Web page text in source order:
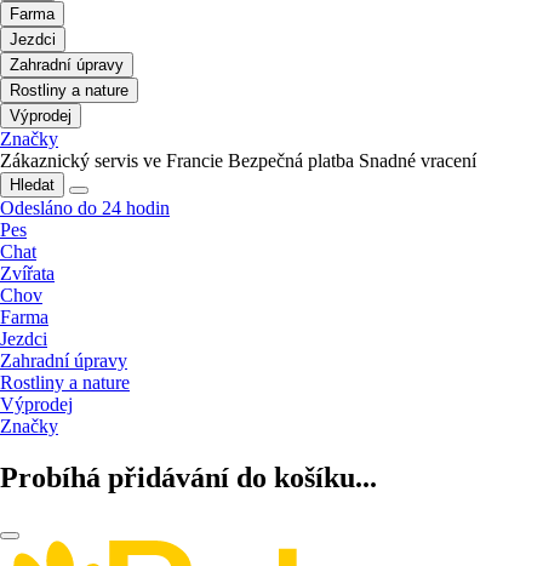
Farma
Jezdci
Zahradní úpravy
Rostliny a nature
Výprodej
Značky
Zákaznický servis ve Francie Bezpečná platba Snadné vracení
Hledat
Odesláno do 24 hodin
Pes
Chat
Zvířata
Chov
Farma
Jezdci
Zahradní úpravy
Rostliny a nature
Výprodej
Značky
Probíhá přidávání do košíku...